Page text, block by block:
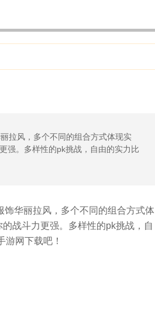
拉风，多个不同的组合方式体现实
强。多样性的pk挑战，自由的实力比
华丽拉风，多个不同的组合方式体
战斗力更强。多样性的pk挑战，自
网下载吧！